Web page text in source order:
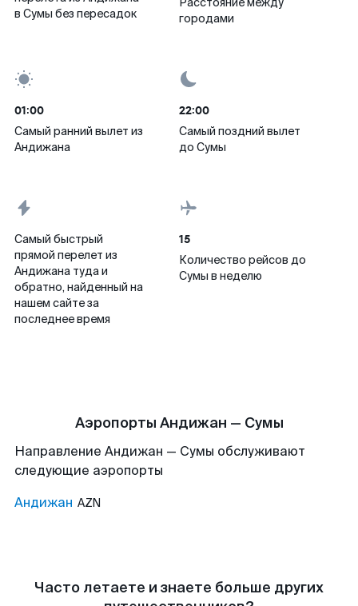
в Сумы без пересадок
городами
01:00
Самый ранний вылет из
Андижана
22:00
Самый поздний вылет
до Сумы
Самый быстрый
прямой перелет из
Андижана туда и
обратно, найденный на
нашем сайте за
последнее время
15
Количество рейсов до
Сумы в неделю
Аэропорты Андижан — Сумы
Направление Андижан — Сумы обслуживают
следующие аэропорты
Андижан AZN
Часто летаете и знаете больше других